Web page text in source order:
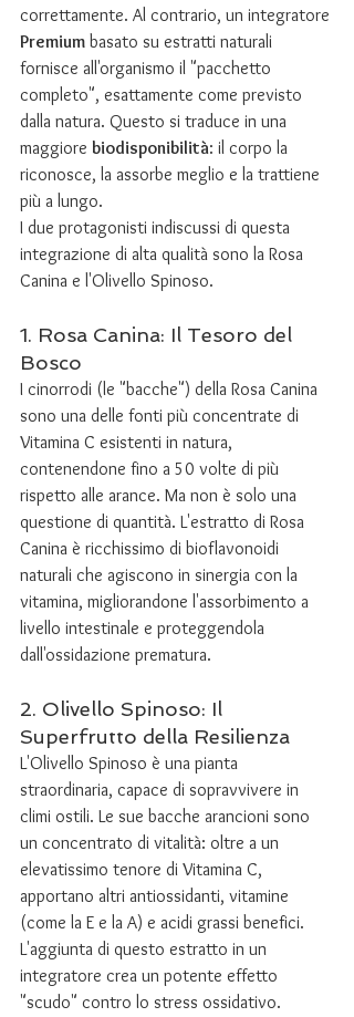
correttamente. Al contrario, un integratore
Premium basato su estratti naturali
fornisce all'organismo il "pacchetto
completo", esattamente come previsto
dalla natura. Questo si traduce in una
maggiore biodisponibilità: il corpo la
riconosce, la assorbe meglio e la trattiene
più a lungo.
I due protagonisti indiscussi di questa
integrazione di alta qualità sono la Rosa
Canina e l'Olivello Spinoso.
1. Rosa Canina: Il Tesoro del
Bosco
I cinorrodi (le "bacche") della Rosa Canina
sono una delle fonti più concentrate di
Vitamina C esistenti in natura,
contenendone fino a 50 volte di più
rispetto alle arance. Ma non è solo una
questione di quantità. L'estratto di Rosa
Canina è ricchissimo di bioflavonoidi
naturali che agiscono in sinergia con la
vitamina, migliorandone l'assorbimento a
livello intestinale e proteggendola
dall'ossidazione prematura.
2. Olivello Spinoso: Il
Superfrutto della Resilienza
L'Olivello Spinoso è una pianta
straordinaria, capace di sopravvivere in
climi ostili. Le sue bacche arancioni sono
un concentrato di vitalità: oltre a un
elevatissimo tenore di Vitamina C,
apportano altri antiossidanti, vitamine
(come la E e la A) e acidi grassi benefici.
L'aggiunta di questo estratto in un
integratore crea un potente effetto
"scudo" contro lo stress ossidativo.